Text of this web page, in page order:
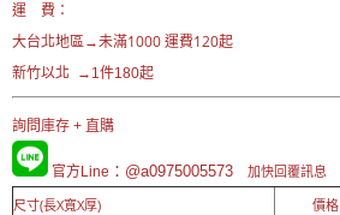
運 費：
大台北地區→未滿1000 運費120起
新竹以北 →1件180起
詢問庫存 + 直購
官方Line ：@a0975005573 加快回覆訊息
尺寸(長X寬X厚)
價格